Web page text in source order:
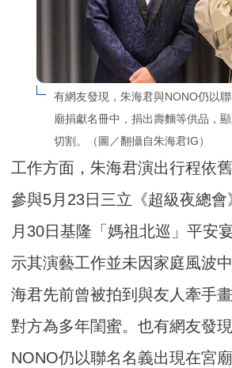
有網友發現，朱海君與NONO仍以
廟捐獻名冊中，捐出壽麵等供品，
切割。（圖／翻攝自朱海君IG）
工作方面，朱海君演出行程依
參與5月23日三立《超級夜總
月30日基隆「媽祖北巡」平安
示其演藝工作並未因家庭風波
海君先前曾被拍到與友人牽手
對方為多年閨蜜。也有網友發
NONO仍以聯名名義出現在宮